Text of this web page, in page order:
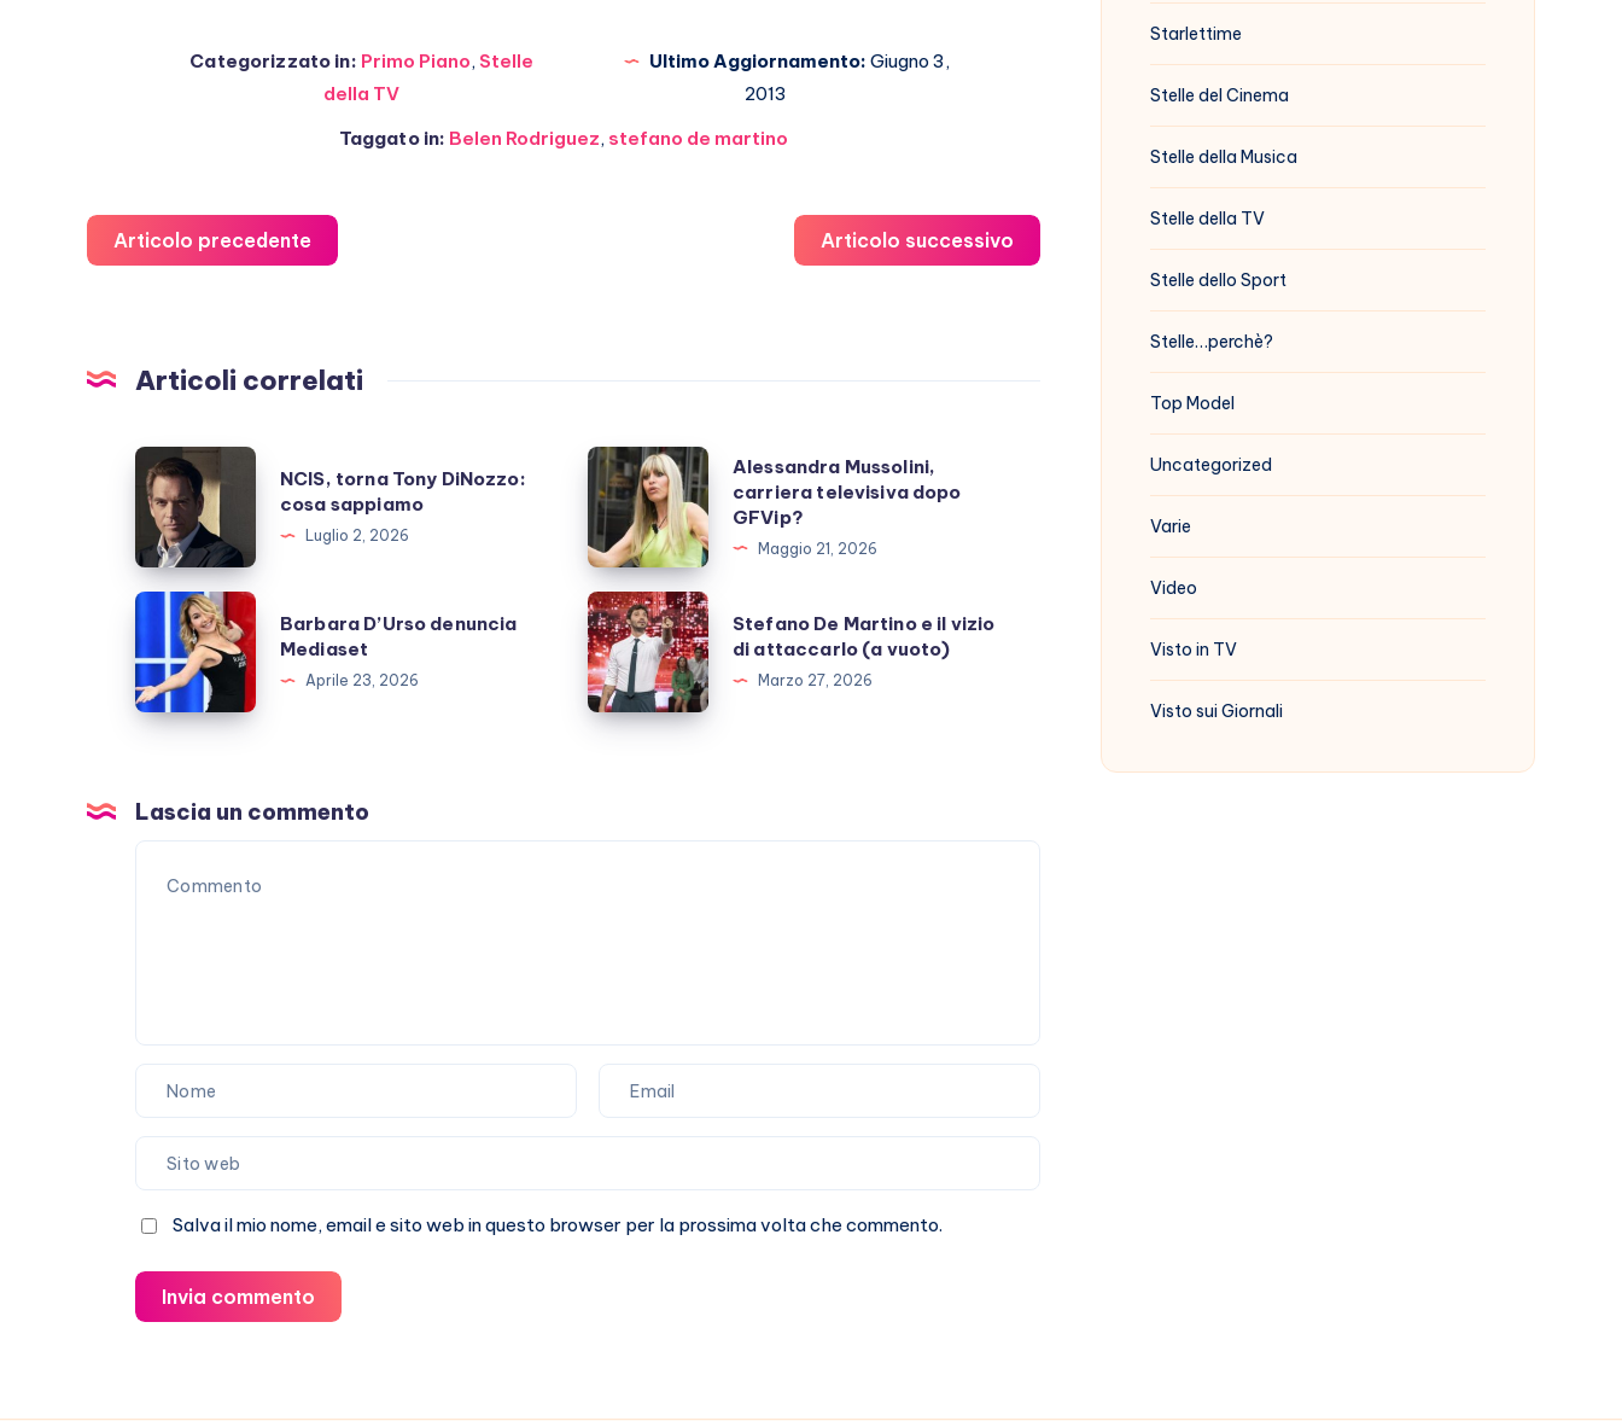
Categorizzato in: Primo Piano, Stelle
della TV
Ultimo Aggiornamento: Giugno 3,
2013
Taggato in: Belen Rodriguez, stefano de martino
Articolo precedente Articolo successivo
Articoli correlati
NCIS,
torna
Tony
DiNozzo:
cosa
sappiamo
NCIS, torna Tony DiNozzo:
cosa sappiamo
Luglio 2, 2026
Alessandra
Mussolini,
carriera
televisiva
dopo
GFVip?
Alessandra Mussolini,
carriera televisiva dopo
GFVip?
Maggio 21, 2026
Barbara
D’Urso
denuncia
Mediaset
Barbara D’Urso denuncia
Mediaset
Aprile 23, 2026
Stefano
De
Martino
e
attaccarlo
Stefano De Martino e il vizio
di attaccarlo (a vuoto)
Marzo 27, 2026
Lascia un commento
Salva il mio nome, email e sito web in questo browser per la prossima volta che commento.
Invia commento
Starlettime
Stelle del Cinema
Stelle della Musica
Stelle della TV
Stelle dello Sport
Stelle…perchè?
Top Model
Uncategorized
Varie
Video
Visto in TV
Visto sui Giornali